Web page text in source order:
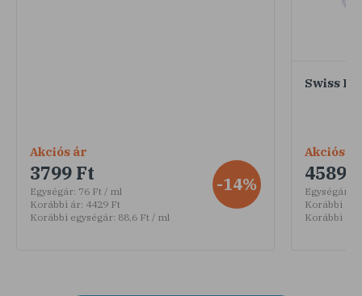
Akciós ár
3799 Ft
Egységár: 76 Ft / ml
Korábbi ár: 4429 Ft
Korábbi egységár: 88,6 Ft / ml
-14%
Swiss
Akciós ár
4589
Egységár:
Korábbi ár:
Korábbi